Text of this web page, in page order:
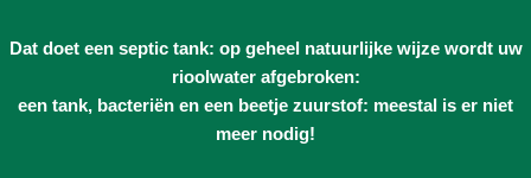
Dat doet een septic tank: op geheel natuurlijke wijze wordt uw
rioolwater afgebroken:
een tank, bacteriën en een beetje zuurstof: meestal is er niet
meer nodig!